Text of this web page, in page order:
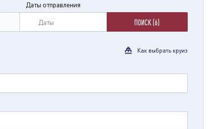
Даты отправления
Даты ПОИСК (6)
Как выбрать круиз